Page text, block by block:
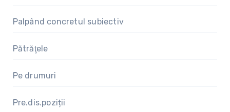
Palpând concretul subiectiv
Pătrăţele
Pe drumuri
Pre.dis.poziții